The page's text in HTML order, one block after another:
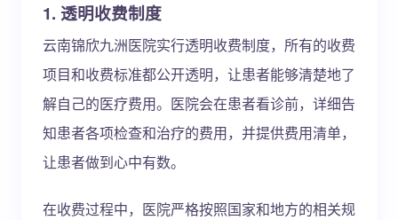
1. 透明收费制度
云南锦欣九洲医院实行透明收费制度，所有的收费
项目和收费标准都公开透明，让患者能够清楚地了
解自己的医疗费用。医院会在患者看诊前，详细告
知患者各项检查和治疗的费用，并提供费用清单，
让患者做到心中有数。
在收费过程中，医院严格按照国家和地方的相关规